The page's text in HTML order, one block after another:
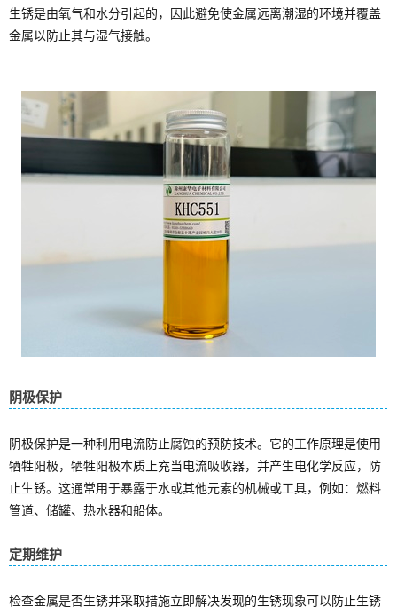
生锈是由氧气和水分引起的，因此避免使金属远离潮湿的环境并覆盖
金属以防止其与湿气接触。
阴极保护
阴极保护是一种利用电流防止腐蚀的预防技术。它的工作原理是使用
牺牲阳极，牺牲阳极本质上充当电流吸收器，并产生电化学反应，防
止生锈。这通常用于暴露于水或其他元素的机械或工具，例如：燃料
管道、储罐、热水器和船体。
定期维护
检查金属是否生锈并采取措施立即解决发现的生锈现象可以防止生锈